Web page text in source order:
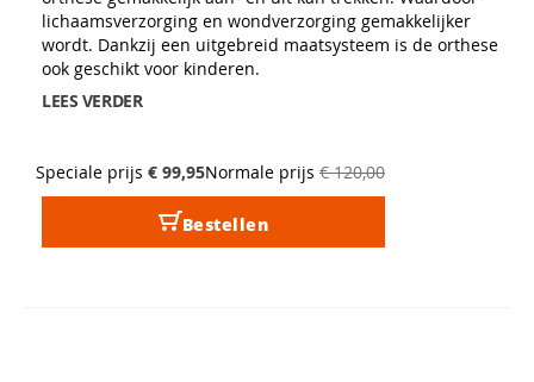
lichaamsverzorging en wondverzorging gemakkelijker
wordt. Dankzij een uitgebreid maatsysteem is de orthese
ook geschikt voor kinderen.
LEES VERDER
Speciale prijs € 99,95Normale prijs € 120,00
Bestellen